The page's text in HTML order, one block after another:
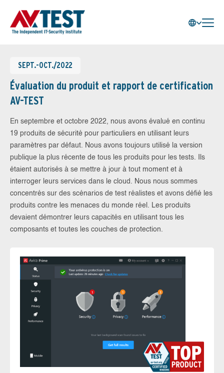
SEPT.-OCT./2022
Évaluation du produit et rapport de certification
AV-TEST
En septembre et octobre 2022, nous avons évalué en continu
19 produits de sécurité pour particuliers en utilisant leurs
paramètres par défaut. Nous avons toujours utilisé la version
publique la plus récente de tous les produits pour les tests. Ils
étaient autorisés à se mettre à jour à tout moment et à
interroger leurs services dans le cloud. Nous nous sommes
concentrés sur des scénarios de test réalistes et avons défié les
produits contre les menaces du monde réel. Les produits
devaient démontrer leurs capacités en utilisant tous les
composants et toutes les couches de protection.